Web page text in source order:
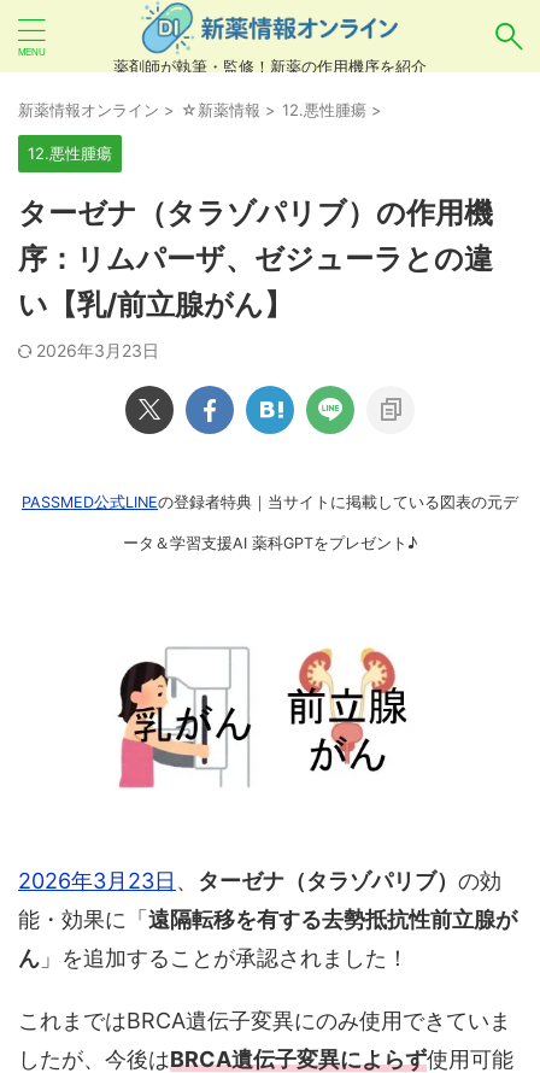
薬剤師が執筆・監修！新薬の作用機序を紹介
あいまい検索（例：ひらがな、誤字）には対応し
ていませんので、製品名・一般名・キーワードな
どを カタカナ
でご入力ください。
良い例：テセントリク
悪い例：てせんとりく テセンタリク
新薬情報オンライン > ☆新薬情報 > 12.悪性腫瘍 >
12.悪性腫瘍
ターゼナ（タラゾパリブ）の作用機
序：リムパーザ、ゼジューラとの違
い【乳/前立腺がん】
2026年3月23日
PASSMED公式LINEの登録者特典｜当サイトに掲載している図表の元デ
ータ＆学習支援AI 薬科GPTをプレゼント♪
2026年3月23日 、 ターゼナ（タラゾパリブ） の効
能・効果に「遠隔転移を有する去勢抵抗性前立腺が
ん 」を追加することが承認されました！
これまではBRCA遺伝子変異にのみ使用できていま
したが、今後はBRCA遺伝子変異によらず使用可能